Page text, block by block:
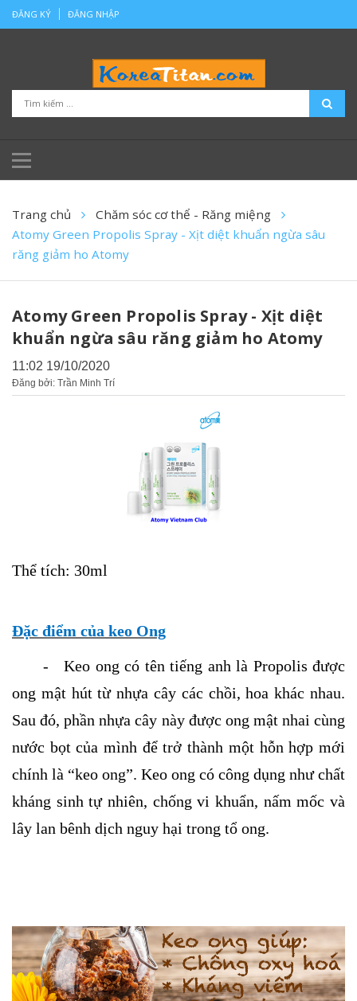
ĐĂNG KÝ ĐĂNG NHẬP
Trang chủ
Chăm sóc cơ thể - Răng miệng
Atomy Green Propolis Spray - Xịt diệt khuẩn ngừa sâu
răng giảm ho Atomy
Atomy Green Propolis Spray - Xịt diệt
khuẩn ngừa sâu răng giảm ho Atomy
11:02 19/10/2020
Đăng bởi: Trần Minh Trí
Thể tích: 30ml
Đặc điểm của keo Ong
- Keo ong có tên tiếng anh là Propolis được
ong mật hút từnhựa cây các chồi, hoa khác nhau.
Sau đó, phần nhựa cây này được ong mật nhai cùng
nước bọt của mình để trở thành một hỗn hợp mới
chính là “keo ong”. Keo ong có công dụng như chất
kháng sinh tự nhiên, chống vi khuẩn, nấm mốc và
lây lan bênh dịch nguy hại trong tổ ong.